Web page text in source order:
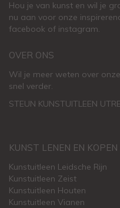
Hou je van kunst en wil je
nu aan voor onze
facebook of instagram.
OVER ONS
Wil je meer weten over
snel verder.
STEUN KUNSTUITLEEN
KUNST LENEN EN KOPEN
Kunstuitleen Leidsche Rijn
Kunstuitleen Zeist
Kunstuitleen Houten
Kunstuitleen Vianen